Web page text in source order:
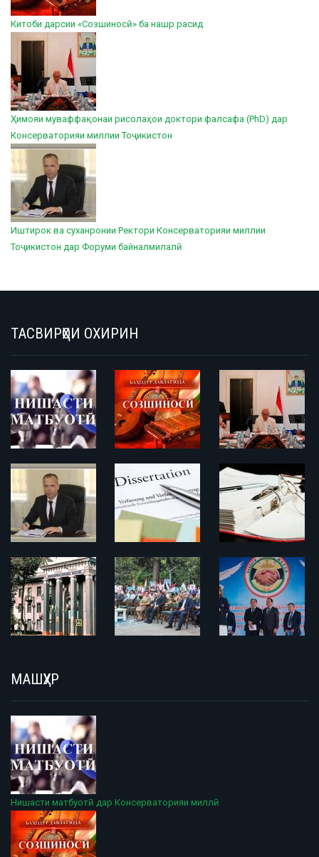
Китоби дарсии «Созшиносӣ» ба нашр расид
Ҳимояи муваффақонаи рисолаҳои доктори фалсафа (PhD) дар
Консерваторияи миллии Тоҷикистон
Иштирок ва суханронии Ректори Консерваторияи миллии
Тоҷикистон дар Форуми байналмилалӣ
ТАСВИРҲОИ ОХИРИН
МАШҲУР
Нишасти матбуотӣ дар Консерваторияи миллӣ